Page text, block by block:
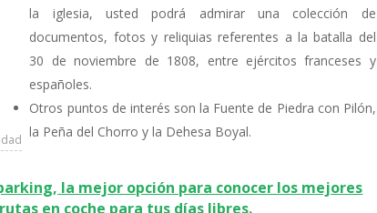
la iglesia, usted podrá admirar una colección de
documentos, fotos y reliquias referentes a la batalla del
30 de noviembre de 1808, entre ejércitos franceses y
españoles.
Otros puntos de interés son la Fuente de Piedra con Pilón,
la Peña del Chorro y la Dehesa Boyal.
la mejor opción para conocer los mejores
en coche para tus días libres.